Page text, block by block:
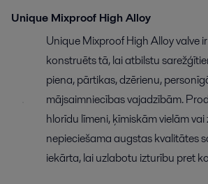
Unique Mixproof High Alloy
Unique Mixproof High Alloy valve
konstruēts tā, lai atbilstu
piena, pārtikas, dzērienu,
mājsaimniecības vajadzībām.
hlorīdu līmeni, ķīmiskām vielām
nepieciešama augstas kvalitātes
iekārta, lai uzlabotu izturību pret